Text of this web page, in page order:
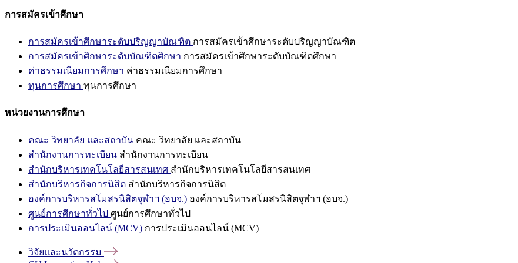
การสมัครเข้าศึกษา
การสมัครเข้าศึกษาระดับปริญญาบัณฑิต การสมัครเข้าศึกษาระดับปริญญาบัณฑิต
การสมัครเข้าศึกษาระดับบัณฑิตศึกษา การสมัครเข้าศึกษาระดับบัณฑิตศึกษา
ค่าธรรมเนียมการศึกษา ค่าธรรมเนียมการศึกษา
ทุนการศึกษา ทุนการศึกษา
หน่วยงานการศึกษา
คณะ วิทยาลัย และสถาบัน คณะ วิทยาลัย และสถาบัน
สำนักงานการทะเบียน สำนักงานการทะเบียน
สำนักบริหารเทคโนโลยีสารสนเทศ สำนักบริหารเทคโนโลยีสารสนเทศ
สำนักบริหารกิจการนิสิต สำนักบริหารกิจการนิสิต
องค์การบริหารสโมสรนิสิตจุฬาฯ (อบจ.) องค์การบริหารสโมสรนิสิตจุฬาฯ (อบจ.)
ศูนย์การศึกษาทั่วไป ศูนย์การศึกษาทั่วไป
การประเมินออนไลน์ (MCV) การประเมินออนไลน์ (MCV)
วิจัยและนวัตกรรม